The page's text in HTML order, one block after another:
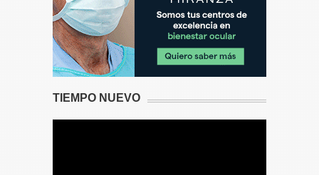
TIEMPO NUEVO